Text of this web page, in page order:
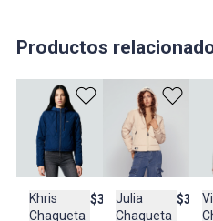
Importador:
Cuidado y Lavado
Lavar a maquina max 30°c
Plancha max 110°c No limpiar en
Composición:
Productos
Khris
Chaqueta
$369.950
Julia
Chaqueta